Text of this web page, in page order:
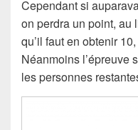
Cependant si
on perdra un point, au
qu’il faut en obtenir
Néanmoins l’épreuve
les personnes